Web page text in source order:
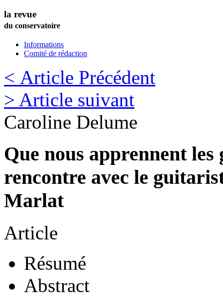
la revue
du conservatoire
Informations
Comité de rédaction
< Article Précédent
> Article suivant
Caroline Delume
Que nous apprennent les
rencontre avec le
Marlat
Article
Résumé
Abstract